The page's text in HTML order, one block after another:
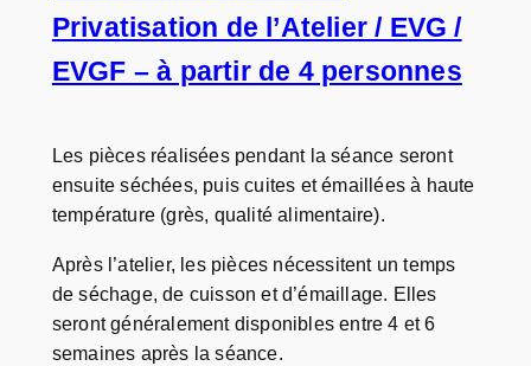
Privatisation de l’Atelier / EVG /
EVGF – à partir de 4 personnes
Les pièces réalisées pendant la séance seront
ensuite séchées, puis cuites et émaillées à haute
température (grès, qualité alimentaire).
Après l’atelier, les pièces nécessitent un temps
de séchage, de cuisson et d’émaillage. Elles
seront généralement disponibles entre 4 et 6
semaines après la séance.